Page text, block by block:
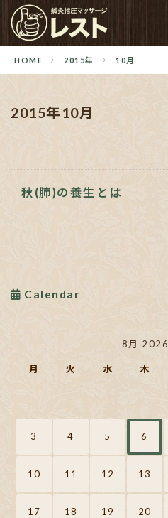
HOME 2015年 10月
2015年10月
秋(肺)の養生とは
Calendar
8月 2026
月 火 水 木
3 4 5 6
10 11 12 13
17 18 19 20